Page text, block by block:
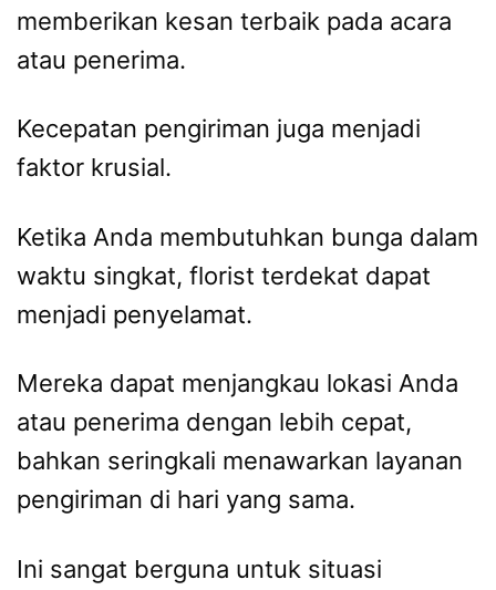
memberikan kesan terbaik pada acara
atau penerima.
Kecepatan pengiriman juga menjadi
faktor krusial.
Ketika Anda membutuhkan bunga dalam
waktu singkat, florist terdekat dapat
menjadi penyelamat.
Mereka dapat menjangkau lokasi Anda
atau penerima dengan lebih cepat,
bahkan seringkali menawarkan layanan
pengiriman di hari yang sama.
Ini sangat berguna untuk situasi